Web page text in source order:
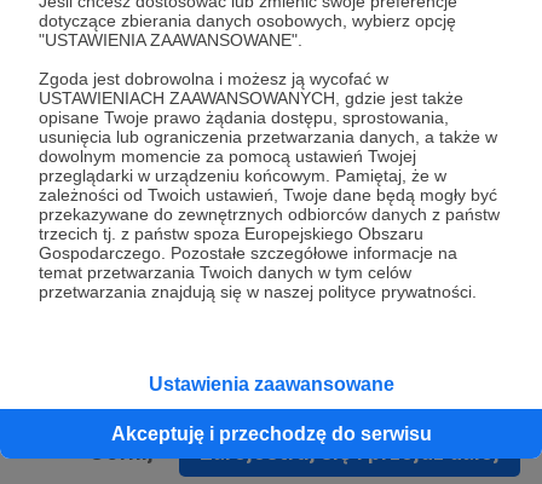
dotyczące zbierania danych osobowych, wybierz opcję
"USTAWIENIA ZAAWANSOWANE".
Zgoda jest dobrowolna i możesz ją wycofać w
USTAWIENIACH ZAAWANSOWANYCH, gdzie jest także
opisane Twoje prawo żądania dostępu, sprostowania,
usunięcia lub ograniczenia przetwarzania danych, a także w
dowolnym momencie za pomocą ustawień Twojej
przeglądarki w urządzeniu końcowym. Pamiętaj, że w
zależności od Twoich ustawień, Twoje dane będą mogły być
przekazywane do zewnętrznych odbiorców danych z państw
trzecich tj. z państw spoza Europejskiego Obszaru
Gospodarczego. Pozostałe szczegółowe informacje na
temat przetwarzania Twoich danych w tym celów
przetwarzania znajdują się w naszej polityce prywatności.
Ustawienia zaawansowane
Akceptuję i przechodzę do serwisu
* Zapoznałem się i akceptujęRegulaminserwisu oraz
* Wyrażam zgodę na przetwarzanie moich danych
osobowych podanych w formularzu rejestracyjnym w celu
prawidłowego świadczenia usług serwisu Patronite.
Wyrażam zgodę na otrzymywanie drogą elektroniczną
informacji handlowych - newslettera. Opcja ta może zostać
zmieniona w ustawieniach konta.
Zarejestruj się i przejdź dalej